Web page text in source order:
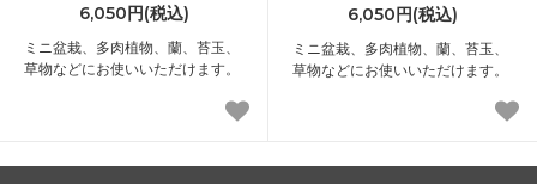
6,050円(税込)
ミニ盆栽、多肉植物、蘭、苔玉、
草物などにお使いいただけます。
6,050円(税込)
ミニ盆栽、多肉植物、蘭、苔玉、
草物などにお使いいただけます。